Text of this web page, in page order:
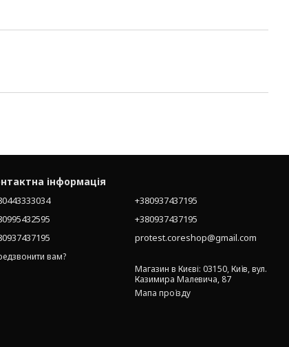
інформація
вам?
+380937437195
+380937437195
protest.coreshop@gmail.com
Магазин в Києві: 03150, Київ, вул.
Казимира Малевича, 87
Мапа проїзду